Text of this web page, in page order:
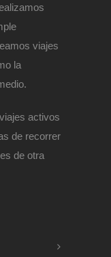
viajes
la
activos
de recorrer
de otra